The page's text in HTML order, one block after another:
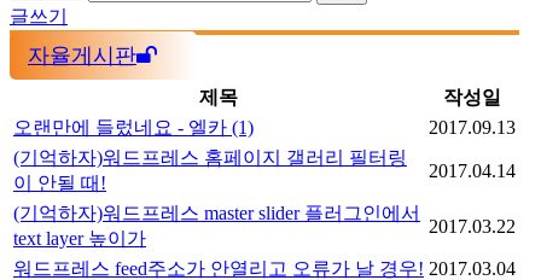
글쓰기
자율게시판
제목
작성일
오랜만에 들렀네요 - 엘카 (1)
2017.09.13
(기억하자)워드프레스 홈페이지 갤러리 필터링
이 안될 때!
2017.04.14
(기억하자)워드프레스 master slider 플러그인에서
text layer 높이가
2017.03.22
워드프레스 feed주소가 안열리고 오류가 날 경우! 2017.03.04